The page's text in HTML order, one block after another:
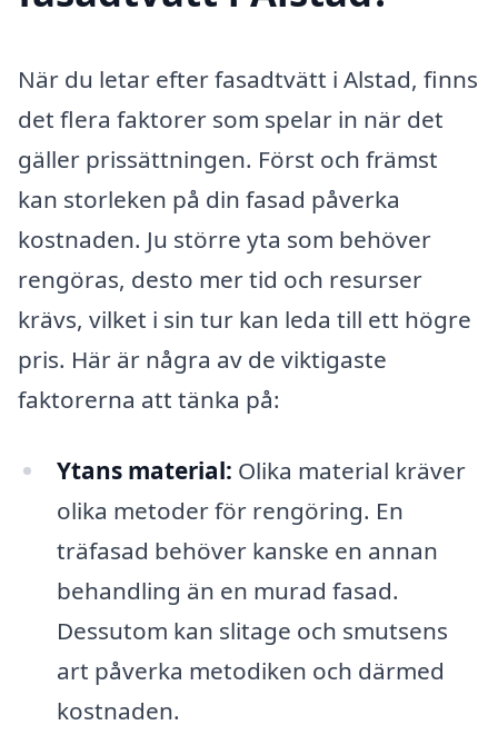
När du letar efter fasadtvätt i Alstad, finns
det flera faktorer som spelar in när det
gäller prissättningen. Först och främst
kan storleken på din fasad påverka
kostnaden. Ju större yta som behöver
rengöras, desto mer tid och resurser
krävs, vilket i sin tur kan leda till ett högre
pris. Här är några av de viktigaste
faktorerna att tänka på:
Ytans material: Olika material kräver
olika metoder för rengöring. En
träfasad behöver kanske en annan
behandling än en murad fasad.
Dessutom kan slitage och smutsens
art påverka metodiken och därmed
kostnaden.